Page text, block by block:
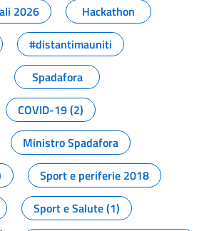
2026
Hackathon
#distantimauniti
Spadafora
COVID-19 (2)
Ministro Spadafora
Sport e periferie 2018
Sport e Salute (1)